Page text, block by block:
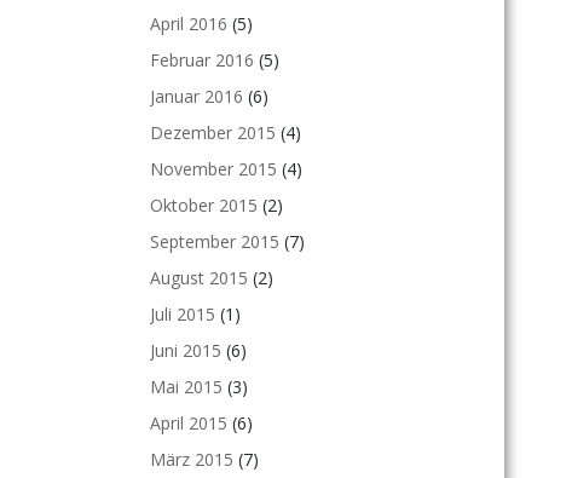
April 2016 (5)
Februar 2016 (5)
Januar 2016 (6)
Dezember 2015 (4)
November 2015 (4)
Oktober 2015 (2)
September 2015 (7)
August 2015 (2)
Juli 2015 (1)
Juni 2015 (6)
Mai 2015 (3)
April 2015 (6)
März 2015 (7)